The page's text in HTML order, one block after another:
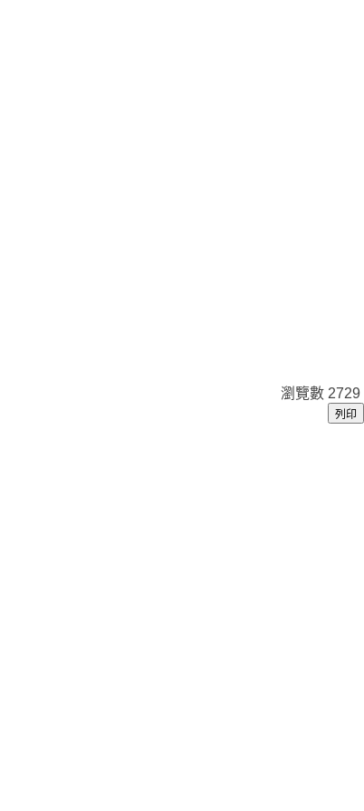
瀏覽數 2729